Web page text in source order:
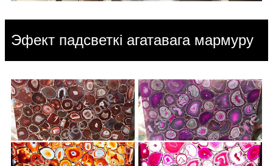
Эфект падсветкі агатавага мармуру